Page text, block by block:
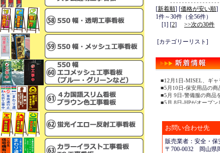
[新着順] [価格が安い順]
1件～30件（全56件）
[1] [2] >>次の30件
[カテゴリーリスト]
■12月1日-MISEL、ギ
■5月10日-保安用品の商
■5月 9日-警備服の商品
■5月 8日-HPがオープン
お問い合わせ先
販売業者：安全・保
〒700-0032 岡山県